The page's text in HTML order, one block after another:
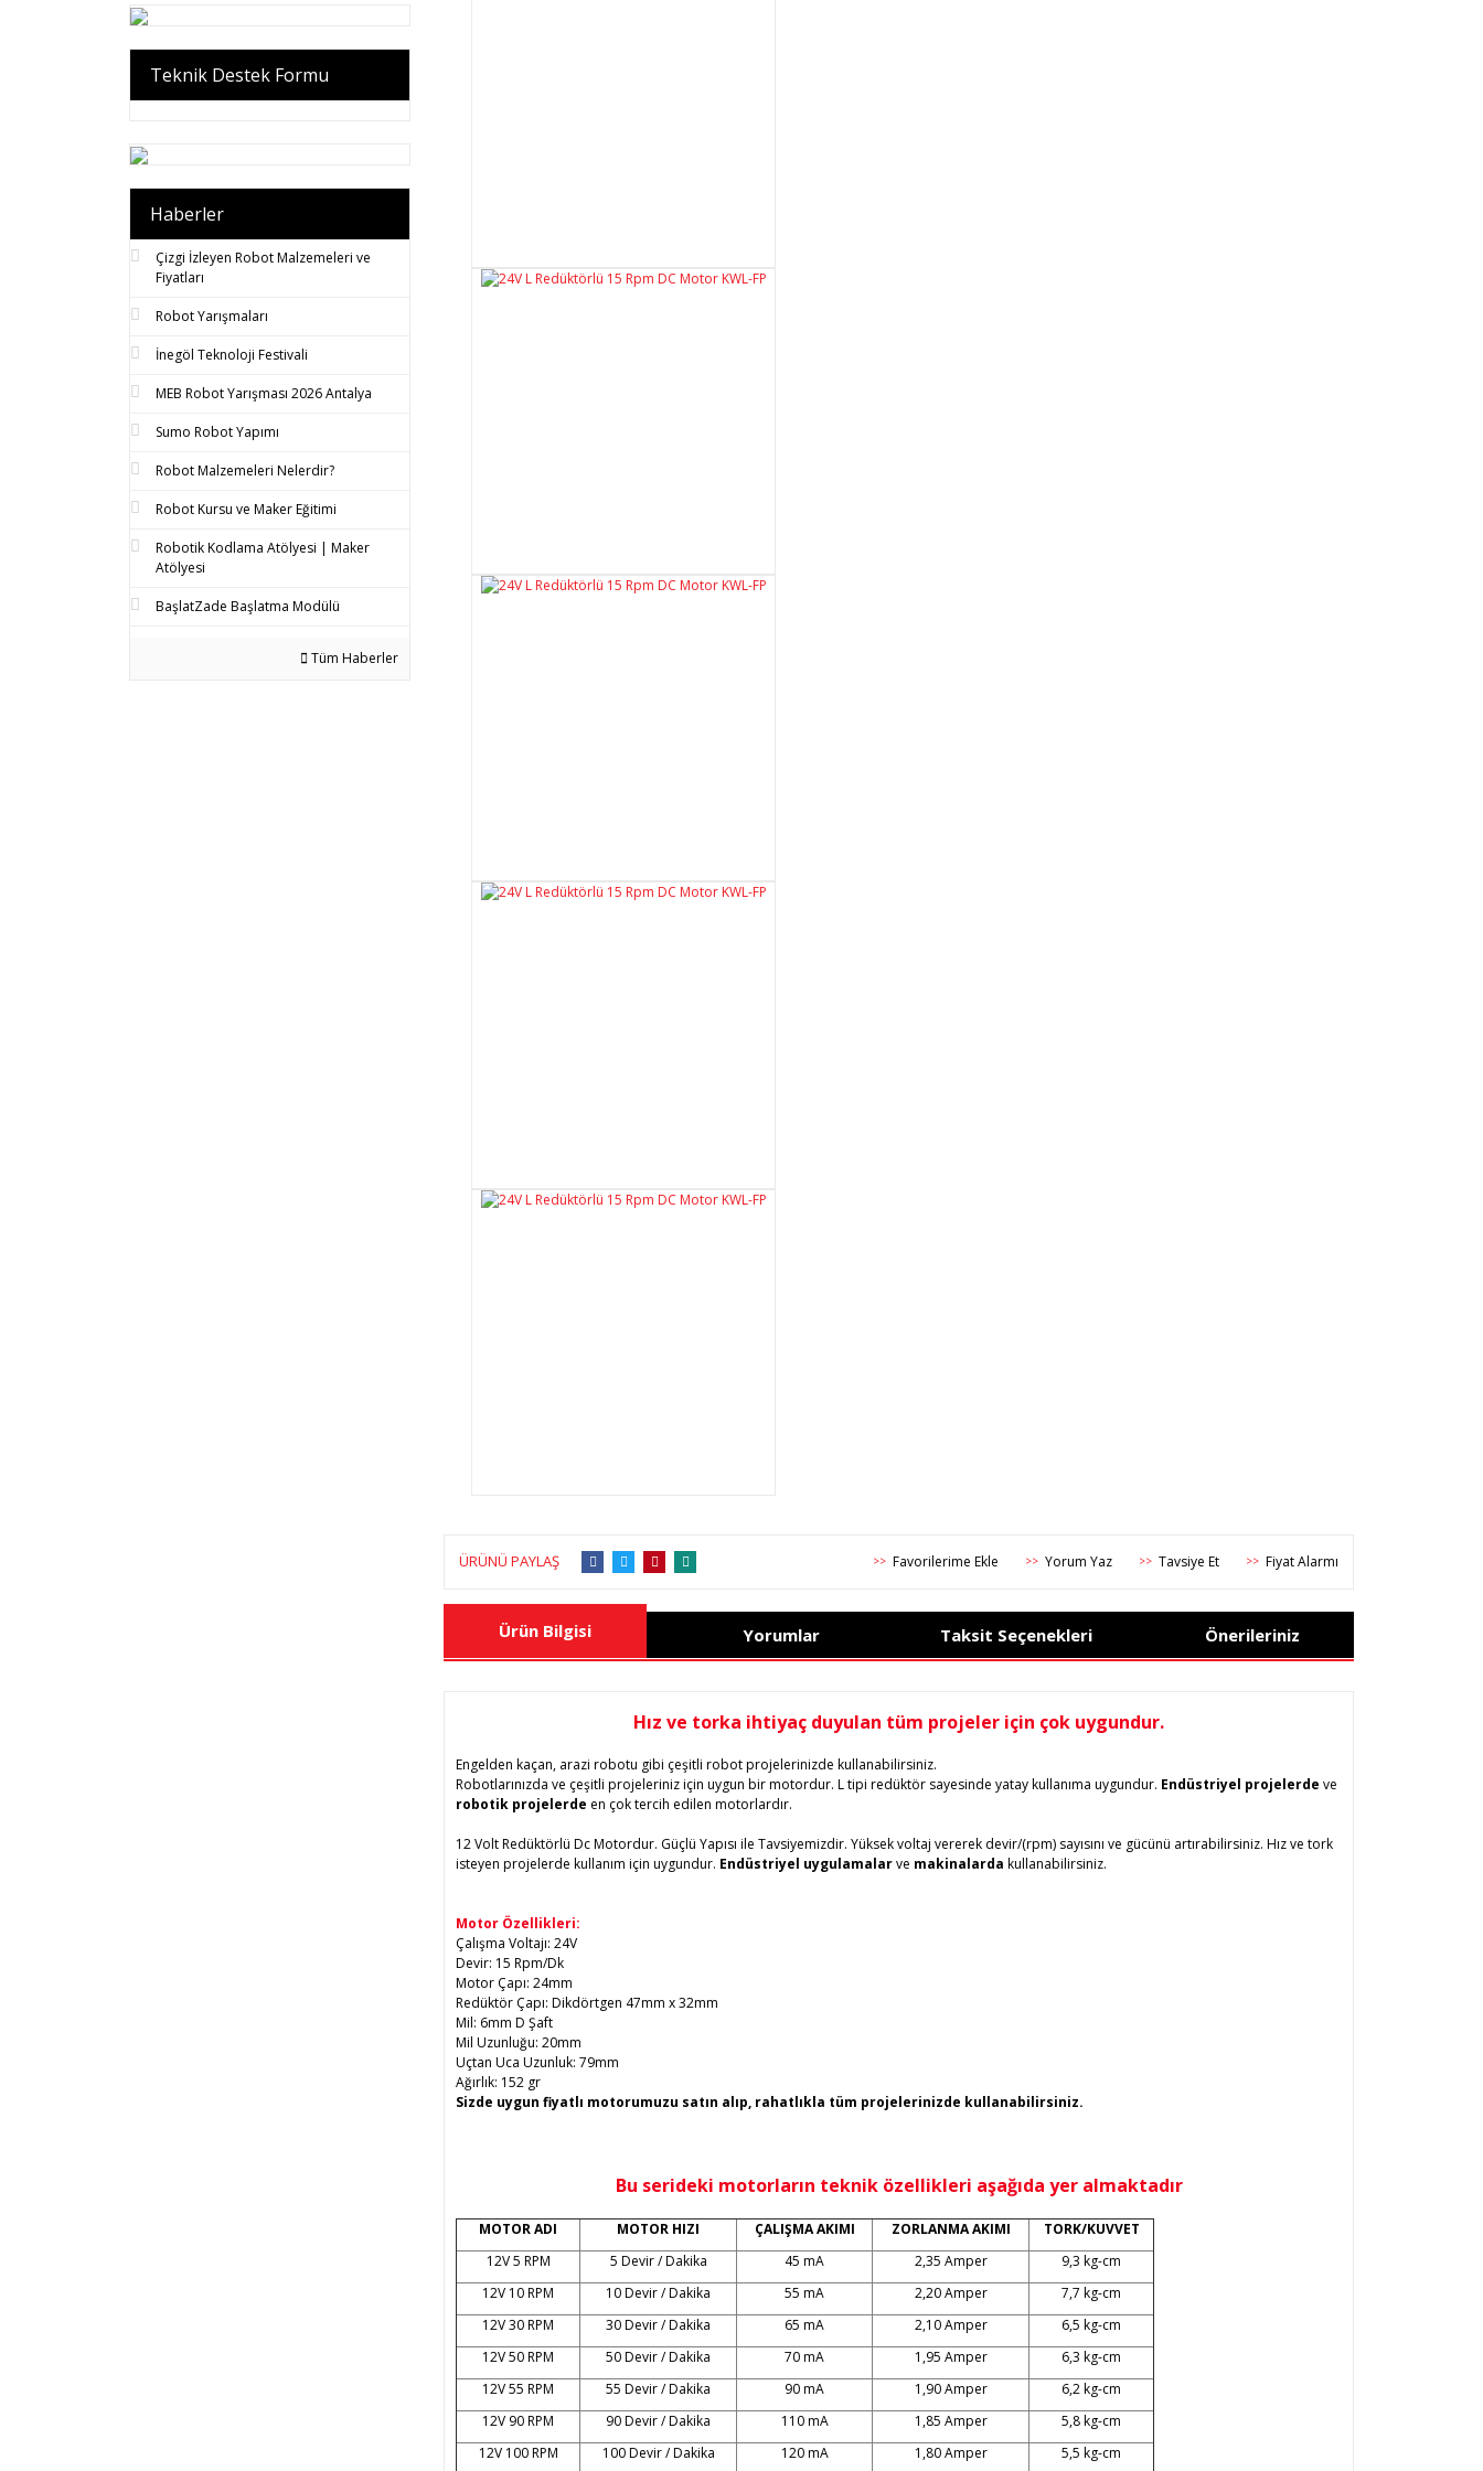
Teknik Destek Formu
Haberler
Çizgi İzleyen Robot Malzemeleri ve
Fiyatları
Robot Yarışmaları
İnegöl Teknoloji Festivali
MEB Robot Yarışması 2026 Antalya
Sumo Robot Yapımı
Robot Malzemeleri Nelerdir?
Robot Kursu ve Maker Eğitimi
Robotik Kodlama Atölyesi | Maker
Atölyesi
BaşlatZade Başlatma Modülü
Tüm Haberler
ÜRÜNÜ PAYLAŞ >> >> Yorum Yaz >> Tavsiye Et >> Fiyat Alarmı
Ürün Bilgisi Yorumlar Taksit Seçenekleri Önerileriniz
Hız ve torka ihtiyaç duyulan tüm projeler için çok uygundur.
Engelden kaçan, arazi robotu gibi çeşitli robot projelerinizde kullanabilirsiniz.
Robotlarınızda ve çeşitli projeleriniz için uygun bir motordur. L tipi redüktör sayesinde yatay kullanıma uygundur. Endüstriyel projelerde ve
robotik projelerde en çok tercih edilen motorlardır.
12 Volt Redüktörlü Dc Motordur. Güçlü Yapısı ile Tavsiyemizdir. Yüksek voltaj vererek devir/(rpm) sayısını ve gücünü artırabilirsiniz. Hız ve tork
isteyen projelerde kullanım için uygundur. Endüstriyel uygulamalarve makinalarda kullanabilirsiniz.
Motor Özellikleri:
Çalışma Voltajı: 24V
Devir: 15 Rpm/Dk
Motor Çapı: 24mm
Redüktör Çapı: Dikdörtgen 47mm x 32mm
Mil: 6mm D Şaft
Mil Uzunluğu: 20mm
Uçtan Uca Uzunluk: 79mm
Ağırlık: 152 gr
Sizde uygun fiyatlı motorumuzu satın alıp, rahatlıkla tüm projelerinizde kullanabilirsiniz.
Bu serideki motorların teknik özellikleri aşağıda yer almaktadır
MOTOR ADI MOTOR HIZI ÇALIŞMA AKIMI ZORLANMA AKIMI
TORK/KUVVET
12V 5 RPM
5 Devir / Dakika 45 mA 2,35 Amper
9,3 kg-cm
12V 10 RPM
10 Devir / Dakika 55 mA 2,20 Amper
7,7 kg-cm
12V 30 RPM
30 Devir / Dakika 65 mA 2,10 Amper
6,5 kg-cm
12V 50 RPM
50 Devir / Dakika 70 mA 1,95 Amper
6,3 kg-cm
12V 55 RPM
55 Devir / Dakika 90 mA 1,90 Amper
6,2 kg-cm
12V 90 RPM
90 Devir / Dakika 110 mA 1,85 Amper
5,8 kg-cm
12V 100 RPM
100 Devir / Dakika 120 mA 1,80 Amper
5,5 kg-cm